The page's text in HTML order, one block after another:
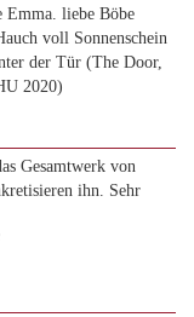
Emma. liebe Böbe
voll Sonnenschein
der Tür (The Door,
2020)
Gesamtwerk von
ihn. Sehr